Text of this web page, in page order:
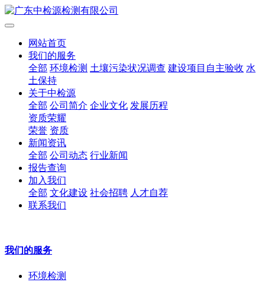
网站首页
我们的服务
全部 环境检测 土壤污染状况调查 建设项目自主验收 水
土保持
关于中检源
全部 公司简介 企业文化 发展历程
资质荣耀
荣誉 资质
新闻资讯
全部 公司动态 行业新闻
报告查询
加入我们
全部 文化建设 社会招聘 人才自荐
联系我们
我们的服务
环境检测